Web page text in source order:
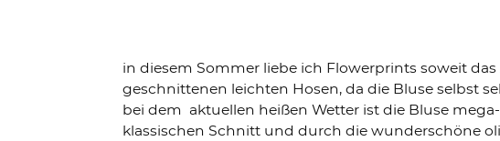
in diesem Sommer liebe ich Flowerprints soweit
geschnittenen leichten Hosen, da die Bluse selbst
bei dem aktuellen heißen Wetter ist die Bluse
klassischen Schnitt und durch die wunderschöne